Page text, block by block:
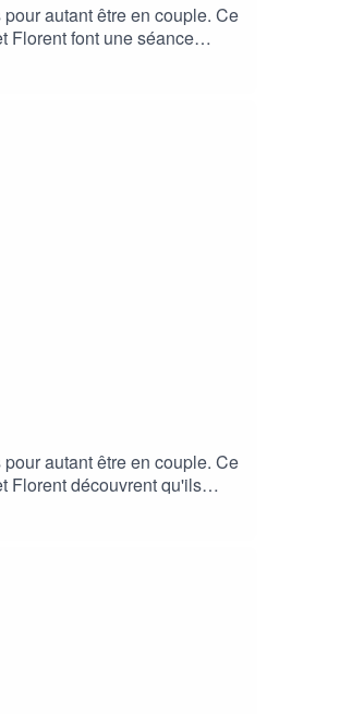
autant être en couple. Ce
Florent font une séance
pouvez :- vous abonner
à vos
épisodes seront
autant être en couple. Ce
Florent découvrent qu'ils
Ramos.Pour soutenir ce
le partager sur vos réseaux-
: